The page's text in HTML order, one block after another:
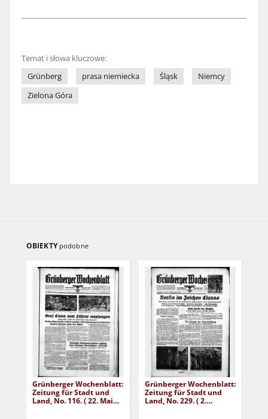
Temat i słowa kluczowe:
Grünberg
prasa niemiecka Śląsk
Niemcy
Zielona Góra
OBIEKTY podobne
Grünberger Wochenblatt:
Zeitung für Stadt und
Land, No. 116. ( 22. Mai
Grünberger Wochenblatt:
Zeitung für Stadt und
Land, No. 229. ( 2.